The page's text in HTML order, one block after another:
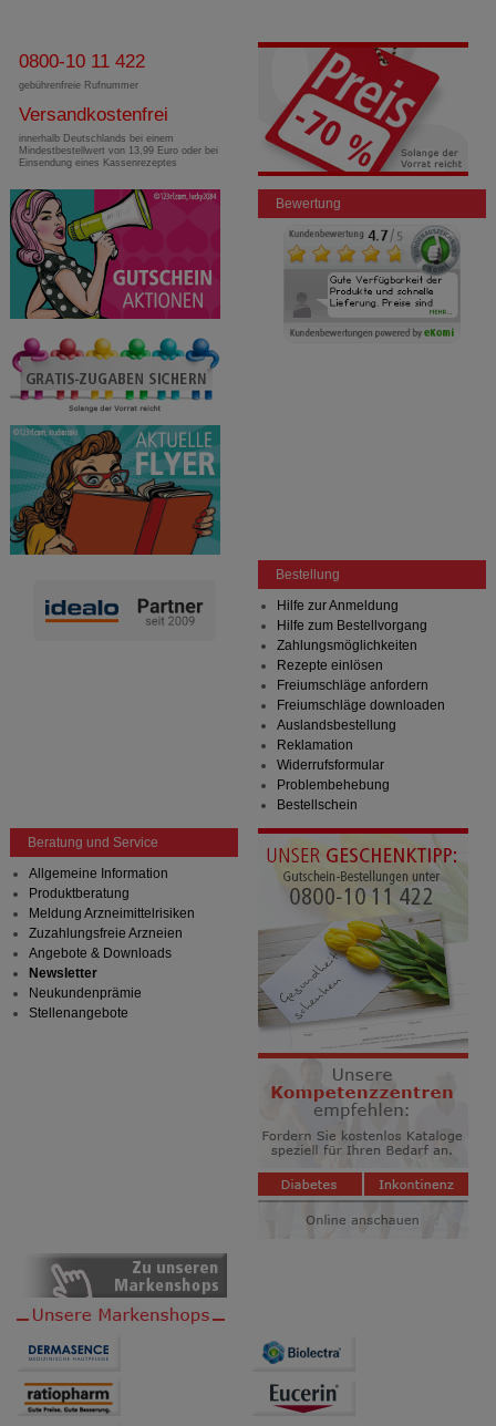
0800-10 11 422
gebührenfreie Rufnummer
Versandkostenfrei
innerhalb Deutschlands bei einem
Mindestbestellwert von 13,99 Euro oder bei
Einsendung eines Kassenrezeptes
Bewertung
Bestellung
Hilfe zur Anmeldung
Hilfe zum Bestellvorgang
Zahlungsmöglichkeiten
Rezepte einlösen
Freiumschläge anfordern
Freiumschläge downloaden
Auslandsbestellung
Reklamation
Widerrufsformular
Problembehebung
Bestellschein
Beratung und Service
Allgemeine Information
Produktberatung
Meldung Arzneimittelrisiken
Zuzahlungsfreie Arzneien
Angebote & Downloads
Newsletter
Neukundenprämie
Stellenangebote